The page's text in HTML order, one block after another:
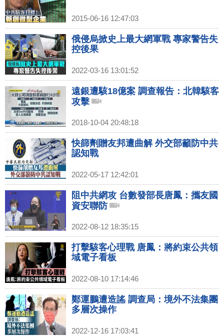
2015-06-16 12:47:03
俄侵烏掀史上最大網軍戰 專家警告失
控後果
2022-03-16 13:01:52
遠銀遭駭18億案 調查報告：北韓駭客
攻擊
2018-10-04 20:48:18
快篩劑贈友邦遭曲解 外交部籲防中共
認知戰
2022-05-17 12:42:01
阻中共網攻 台數發部長唐鳳：攜友國
資安聯防
2022-08-12 18:35:15
打擊駭客心理戰 唐鳳：將約束公共領
域電子看板
2022-08-10 17:14:46
鄭運鵬遭造謠 調查局：境外不法集團
多層次操作
2022-12-16 17:03:41